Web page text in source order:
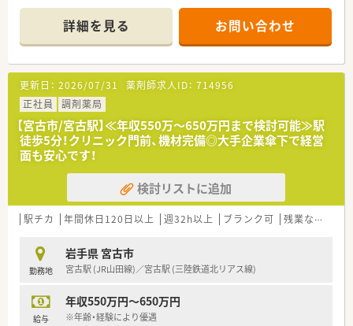
心として運営しています。
■お薬のこと以外にも相談されることもあり、薬剤師としてのや
りがいを感じられる場面が多く、これまでのご経験を生かせる環
境です。
■お人柄重視で採用しています。やる気のある方歓迎！
■応需科目は内科が多く、1日あたり35枚ほどと安定している環
境です。患者様とのコミュニケーションに時間を設けることが
できる環境です。
≪充実な教育・研修制度≫
中途入社の方は、ＯＪＴ研修が基本となります。店舗内で勉強会
の実施などもあり、勉強したい方を応援できる環境です。興味が
ある事や疑問点について相談しやすい職場環境です。
≪こんな方におススメ≫
★地元で働きたい方
★医療過疎地域で勤務したい方
詳細を見る お問い合わせ
更新日： 2026/07/31 薬剤師求人ID： 714956
正社員
調剤薬局
【宮古市/宮古駅】≪年収550万～650万円まで検討可能≫駅
徒歩5分！クリニック門前、機材完備◎大手企業傘下で経営
面も安心です！
検討リストに追加
駅チカ 年間休日120日以上 週32h以上 ブランク可 残業なし(ほぼなし含む)
勤務地
岩手県 宮古市
宮古駅 (JR山田線)／宮古駅 (三陸鉄道北リアス線)
給与
年収550万円～650万円
※年齢・経験により優遇